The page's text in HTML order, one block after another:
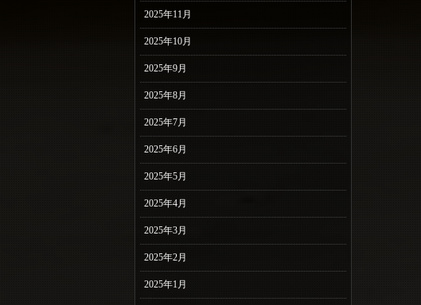
2025年11月
2025年10月
2025年9月
2025年8月
2025年7月
2025年6月
2025年5月
2025年4月
2025年3月
2025年2月
2025年1月